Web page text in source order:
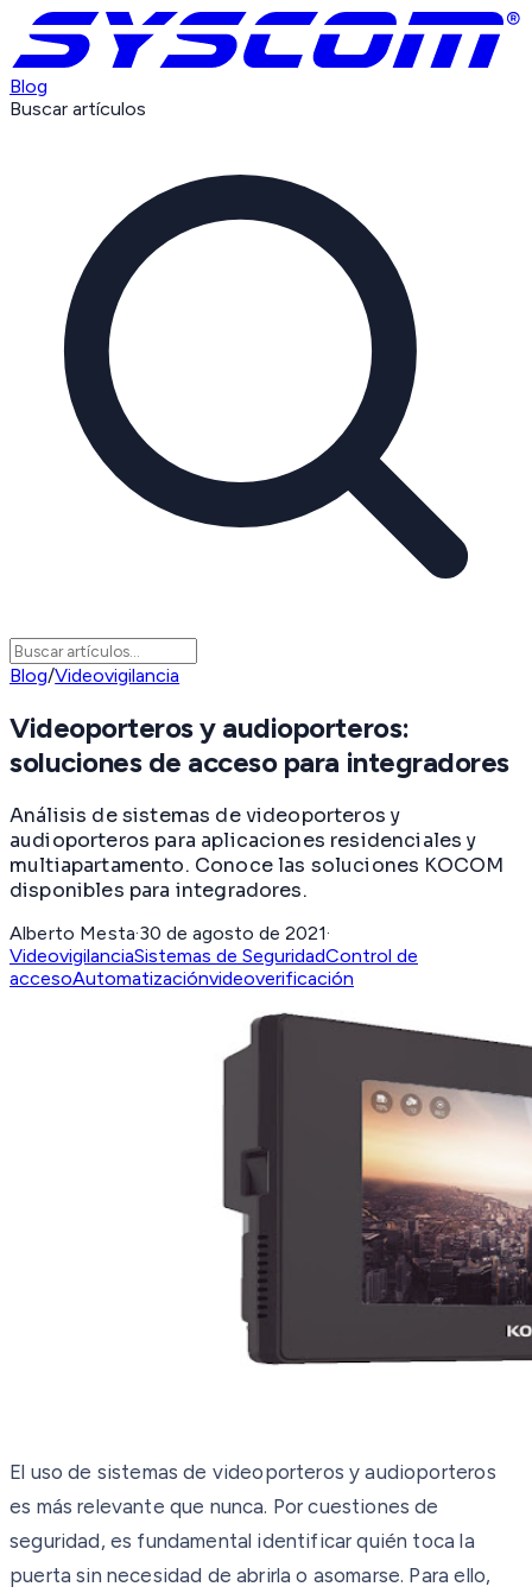
Blog
Buscar artículos
Blog/Videovigilancia
Videoporteros y audioporteros:
soluciones de acceso para integradores
Análisis de sistemas de videoporteros y
audioporteros para aplicaciones residenciales y
multiapartamento. Conoce las soluciones KOCOM
disponibles para integradores.
Alberto Mesta·30 de agosto de 2021·
VideovigilanciaSistemas de SeguridadControl de
accesoAutomatizaciónvideoverificación
El uso de sistemas de videoporteros y audioporteros
es más relevante que nunca. Por cuestiones de
seguridad, es fundamental identificar quién toca la
puerta sin necesidad de abrirla o asomarse. Para ello,